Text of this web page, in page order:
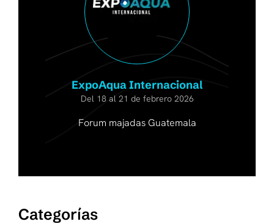
ExpoAqua Internacional
Del 18 al 21 de febrero 2026
Forum majadas Guatemala
Categorías